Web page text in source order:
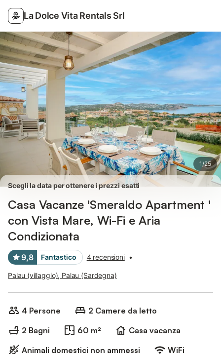
La Dolce Vita Rentals Srl
1/25
Foto Servizi Recensioni
Scegli la data per ottenere i prezzi esatti
Casa Vacanze 'Smeraldo Apartment '
con Vista Mare, Wi-Fi e Aria
Condizionata
9,8 Fantastico 4 recensioni •
Palau (villaggio), Palau (Sardegna)
4 Persone
2 Camere da letto
2 Bagni
60 m²
Casa vacanza
Animali domestici non ammessi
WiFi